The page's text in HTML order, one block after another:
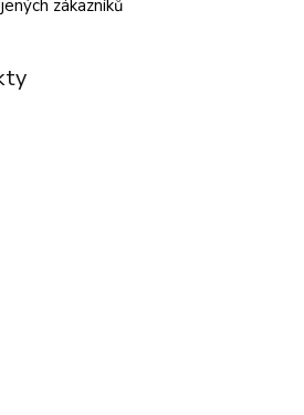
zákazníků